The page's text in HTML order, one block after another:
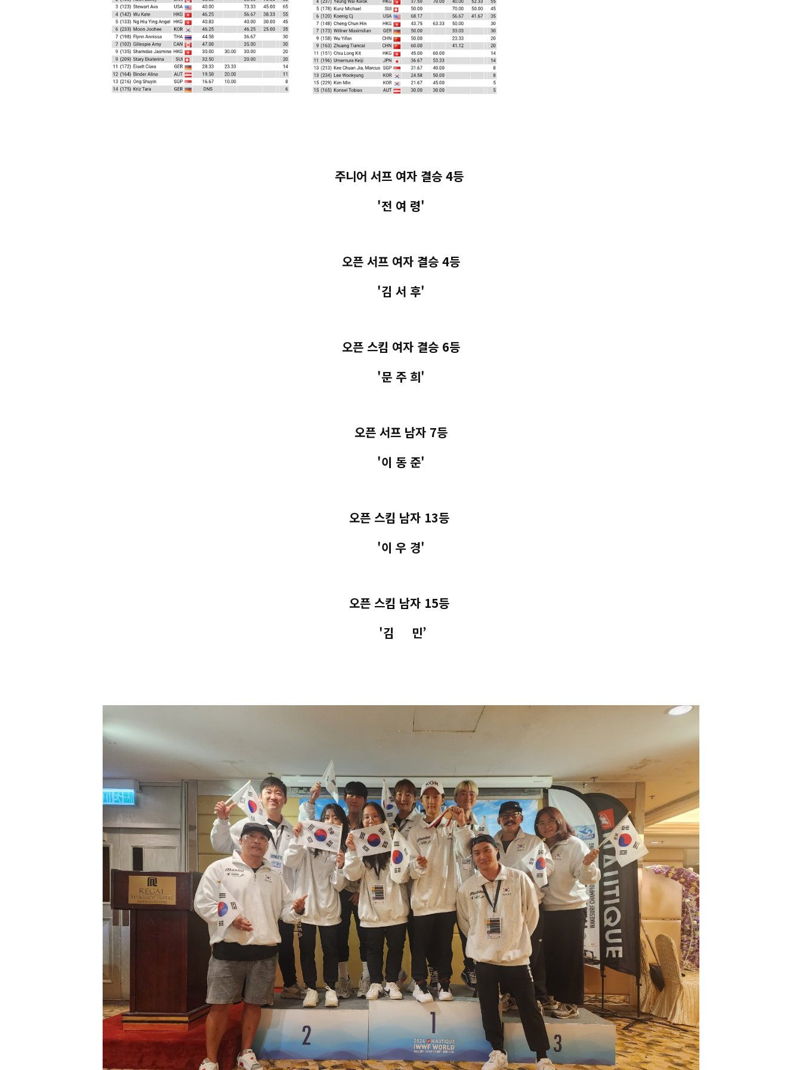
주니어 서프 여자 결승 4등
'전 여 령'
오픈 서프 여자 결승 4등
'김 서 후'
오픈 스킴 여자 결승 6등
'문 주 희'
오픈 서프 남자 7등
'이 동 준'
오픈 스킴 남자 13등
'이 우 경'
오픈 스킴 남자 15등
'김 민’